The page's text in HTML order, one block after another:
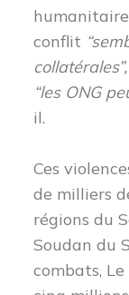
conflit
collatérales”,
“les ONG
il.
Ces
de milliers
régions du
Soudan du
combats,